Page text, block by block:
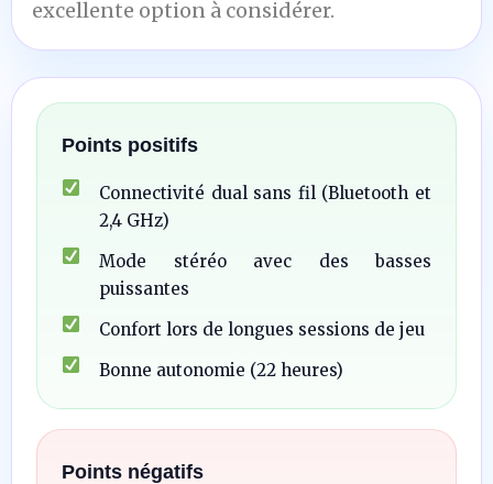
excellente option à considérer.
Points positifs
Connectivité dual sans fil (Bluetooth et
2,4 GHz)
Mode stéréo avec des basses
puissantes
Confort lors de longues sessions de jeu
Bonne autonomie (22 heures)
Points négatifs